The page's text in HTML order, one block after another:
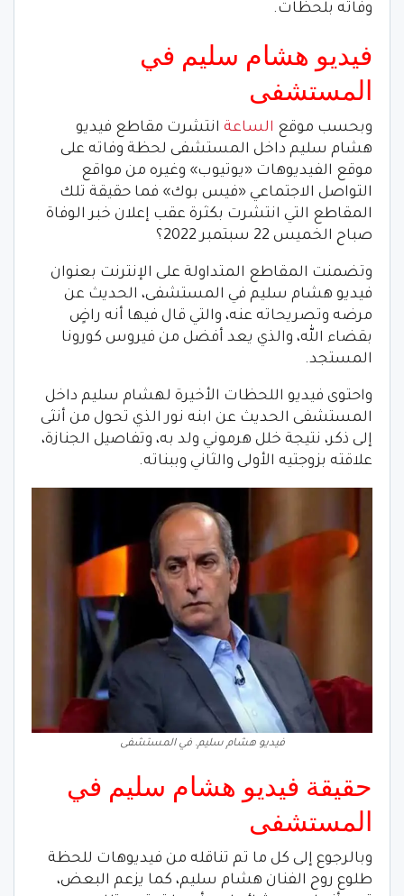
وفاته بلحظات.
فيديو هشام سليم في
المستشفى
وبحسب موقع الساعة انتشرت مقاطع فيديو
هشام سليم داخل المستشفى لحظة وفاته على
موقع الفيديوهات «يوتيوب» وغيره من مواقع
التواصل الاجتماعي «فيس بوك» فما حقيقة تلك
المقاطع التي انتشرت بكثرة عقب إعلان خبر الوفاة
صباح الخميس 22 سبتمبر 2022؟
وتضمنت المقاطع المتداولة على الإنترنت بعنوان
فيديو هشام سليم في المستشفى، الحديث عن
مرضه وتصريحاته عنه، والتي قال فيها أنه راضٍ
بقضاء الله، والذي يعد أفضل من فيروس كورونا
المستجد.
واحتوى فيديو اللحظات الأخيرة لهشام سليم داخل
المستشفى الحديث عن ابنه نور الذي تحول من أنثى
إلى ذكر، نتيجة خلل هرموني ولد به، وتفاصيل الجنازة،
علاقته بزوجتيه الأولى والثاني وببناته.
فيديو هشام سليم. في المستشفى
حقيقة فيديو هشام سليم في
المستشفى
وبالرجوع إلى كل ما تم تناقله من فيديوهات للحظة
طلوع روح الفنان هشام سليم، كما يزعم البعض،